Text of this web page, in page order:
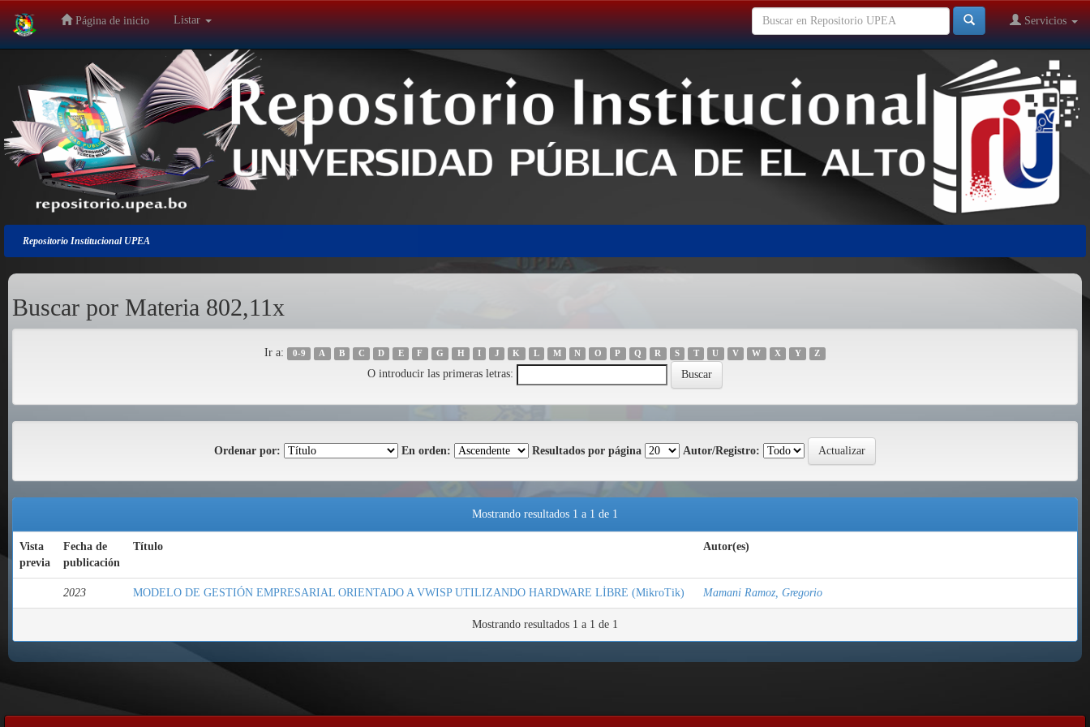
Salir
navegación
Página de inicio Listar Servicios
Repositorio Institucional UPEA
Buscar por Materia 802,11x
Ir a: 0-9 A B C D E F G H I J K L M N O P Q R S T U V W X Y Z
O introducir las primeras letras:
Ordenar por: En orden: Resultados por página Autor/Registro:
Mostrando resultados 1 a 1 de 1
Vista
previa
Fecha de
publicación
Título Autor(es)
2023 MODELO DE GESTIÓN EMPRESARIAL ORIENTADO A VWISP UTILIZANDO HARDWARE LİBRE (MikroTik) Mamani Ramoz, Gregorio
Mostrando resultados 1 a 1 de 1